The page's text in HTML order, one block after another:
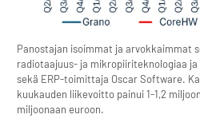
Panostajan isoimmat ja arvokkaimmat
radiotaajuus- ja mikropiiriteknologiaa
sekä ERP-toimittaja Oscar Software.
kuukauden liikevoitto painui 1-1,2
miljoonaan euroon.